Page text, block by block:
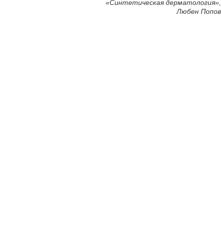
«Синтетическая дерматология»,
Любен Попов